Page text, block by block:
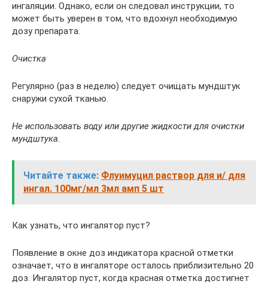
ингаляции. Однако, если он следовал инструкции, то
может быть уверен в том, что вдохнул необходимую
дозу препарата.
Очистка
Регулярно (раз в неделю) следует очищать мундштук
снаружи сухой тканью.
Не использовать воду или другие жидкости для очистки
мундштука.
Читайте также: Флуимуцил раствор для и/ для
ингал. 100мг/мл 3мл амп 5 шт
Как узнать, что ингалятор пуст?
Появление в окне доз индикатора красной отметки
означает, что в ингаляторе осталось приблизительно 20
доз. Ингалятор пуст, когда красная отметка достигнет